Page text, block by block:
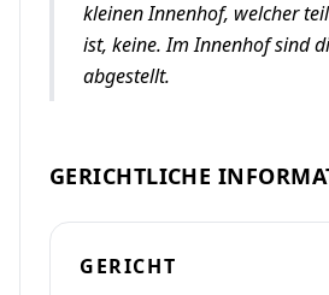
kleinen Innenhof, welcher
ist, keine. Im Innenhof sind
abgestellt.
GERICHTLICHE
GERICHT